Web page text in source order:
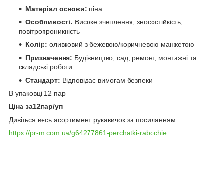
Матеріал основи: піна
Особливості: Високе зчеплення, зносостійкість,
повітропроникність
Колір: оливковий з бежевою/коричневою манжетою
Призначення: Будівництво, сад, ремонт, монтажні та
складські роботи.
Стандарт: Відповідає вимогам безпеки
В упаковці 12 пар
Ціна за12пар/уп
Дивіться весь асортимент рукавичок за посиланням:
https://pr-m.com.ua/g64277861-perchatki-rabochie